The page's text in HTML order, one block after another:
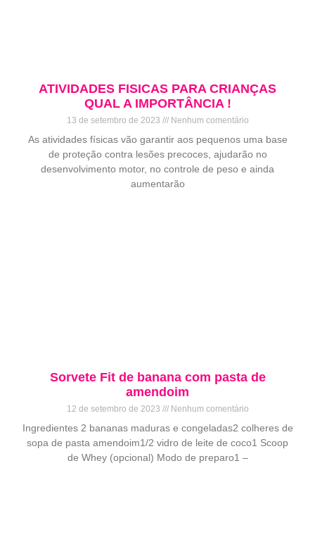
ATIVIDADES FISICAS PARA CRIANÇAS
QUAL A IMPORTÂNCIA !
13 de setembro de 2023 Nenhum comentário
As atividades físicas vão garantir aos pequenos uma base
de proteção contra lesões precoces, ajudarão no
desenvolvimento motor, no controle de peso e ainda
aumentarão
Sorvete Fit de banana com pasta de
amendoim
12 de setembro de 2023 Nenhum comentário
Ingredientes 2 bananas maduras e congeladas2 colheres de
sopa de pasta amendoim1/2 vidro de leite de coco1 Scoop
de Whey (opcional) Modo de preparo1 –